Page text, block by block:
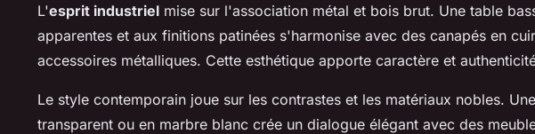
L'esprit industriel mise sur l'association métal et bois brut. Une table
apparentes et aux finitions patinées s'harmonise avec des canapés en
accessoires métalliques. Cette esthétique apporte caractère et
Le style contemporain joue sur les contrastes et les matériaux nobles.
transparent ou en marbre blanc crée un dialogue élégant avec des